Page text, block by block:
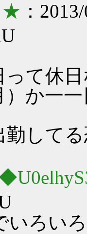
：
て休日
か一一
して
いろい